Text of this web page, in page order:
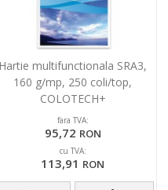
Hartie multifunctionala SRA3,
160 g/mp, 250 coli/top,
COLOTECH+
fara TVA:
95,72 RON
cu TVA:
113,91 RON